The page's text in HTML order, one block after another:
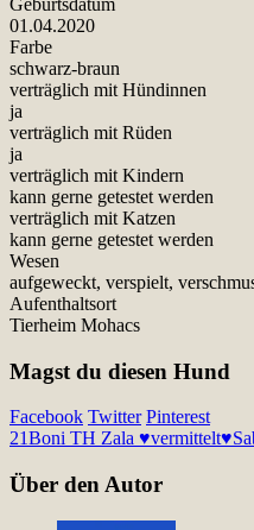
Geburtsdatum
01.04.2020
Farbe
schwarz-braun
verträglich mit Hündinnen
ja
verträglich mit Rüden
ja
verträglich mit Kindern
kann gerne getestet werden
verträglich mit Katzen
kann gerne getestet werden
Wesen
aufgeweckt, verspielt,
Aufenthaltsort
Tierheim Mohacs
Magst du diesen Hund
Facebook Twitter Pinterest
21Boni TH Zala ♥vermittelt♥
Über den Autor